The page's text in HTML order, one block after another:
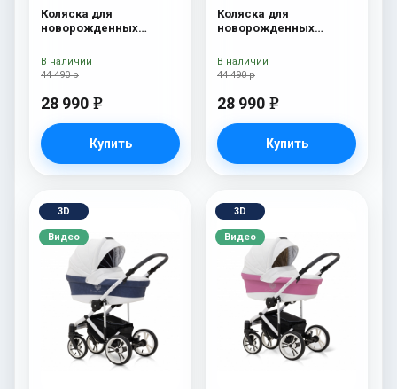
Коляска для
новорожденных
44 490 р
28 990 e
Купить
В наличии
Коляска для
новорожденных
44 490 р
28 990 e
Купить
В наличии
3D
Видео
3D
Видео